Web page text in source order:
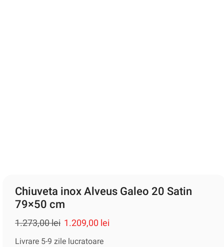
Chiuveta inox Alveus Galeo 20 Satin
79×50 cm
1.273,00lei 1.209,00 lei
Livrare 5-9 zile lucratoare